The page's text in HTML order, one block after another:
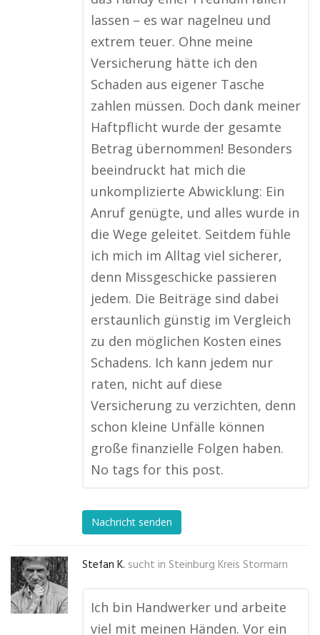
lassen – es war nagelneu und
extrem teuer. Ohne meine
Versicherung hätte ich den
Schaden aus eigener Tasche
zahlen müssen. Doch dank meiner
Haftpflicht wurde der gesamte
Betrag übernommen! Besonders
beeindruckt hat mich die
unkomplizierte Abwicklung: Ein
Anruf genügte, und alles wurde in
die Wege geleitet. Seitdem fühle
ich mich im Alltag viel sicherer,
denn Missgeschicke passieren
jedem. Die Beiträge sind dabei
erstaunlich günstig im Vergleich
zu den möglichen Kosten eines
Schadens. Ich kann jedem nur
raten, nicht auf diese
Versicherung zu verzichten, denn
schon kleine Unfälle können
große finanzielle Folgen haben.
No tags for this post.
Nachricht senden
Stefan K. sucht in Steinburg Kreis Stormarn
Ich bin Handwerker und arbeite
viel mit meinen Händen. Vor ein